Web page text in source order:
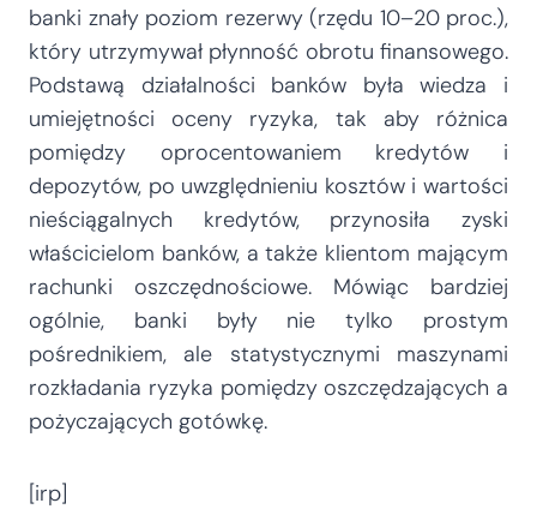
banki znały poziom rezerwy (rzędu 10–20 proc.),
który utrzymywał płynność obrotu finansowego.
Podstawą działalności banków była wiedza i
umiejętności oceny ryzyka, tak aby różnica
pomiędzy oprocentowaniem kredytów i
depozytów, po uwzględnieniu kosztów i wartości
nieściągalnych kredytów, przynosiła zyski
właścicielom banków, a także klientom mającym
rachunki oszczędnościowe. Mówiąc bardziej
ogólnie, banki były nie tylko prostym
pośrednikiem, ale statystycznymi maszynami
rozkładania ryzyka pomiędzy oszczędzających a
pożyczających gotówkę.
[irp]